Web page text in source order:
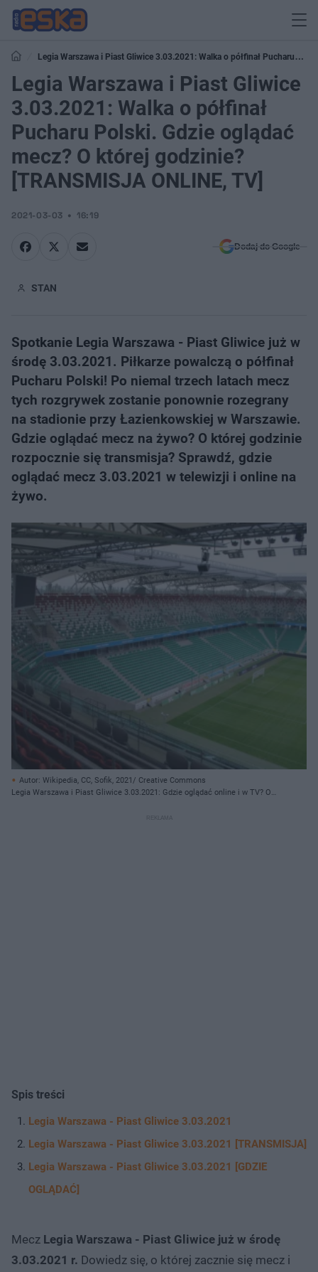
Legia Warszawa i Piast Gliwice 3.03.2021: Walka o półfinał Pucharu
Polski. Gdzie oglądać mecz? O której godzinie? [TRANSMISJA ONLINE, TV]
Legia Warszawa i Piast Gliwice
3.03.2021: Walka o półfinał
Pucharu Polski. Gdzie oglądać
mecz? O której godzinie?
[TRANSMISJA ONLINE, TV]
2021-03-03 16:19
Dodaj do Google
STAN
Spotkanie Legia Warszawa - Piast Gliwice już w
środę 3.03.2021. Piłkarze powalczą o półfinał
Pucharu Polski! Po niemal trzech latach mecz
tych rozgrywek zostanie ponownie rozegrany
na stadionie przy Łazienkowskiej w Warszawie.
Gdzie oglądać mecz na żywo? O której godzinie
rozpocznie się transmisja? Sprawdź, gdzie
oglądać mecz 3.03.2021 w telewizji i online na
żywo.
Autor: Wikipedia, CC, Sofik, 2021/ Creative Commons
Legia Warszawa i Piast Gliwice 3.03.2021: Gdzie oglądać online i w TV? O
Spis treści
Legia Warszawa - Piast Gliwice 3.03.2021
Legia Warszawa - Piast Gliwice 3.03.2021 [TRANSMISJA]
Legia Warszawa - Piast Gliwice 3.03.2021 [GDZIE
OGLĄDAĆ]
Mecz Legia Warszawa - Piast Gliwice już w środę
3.03.2021 r. Dowiedz się, o której zacznie się mecz i